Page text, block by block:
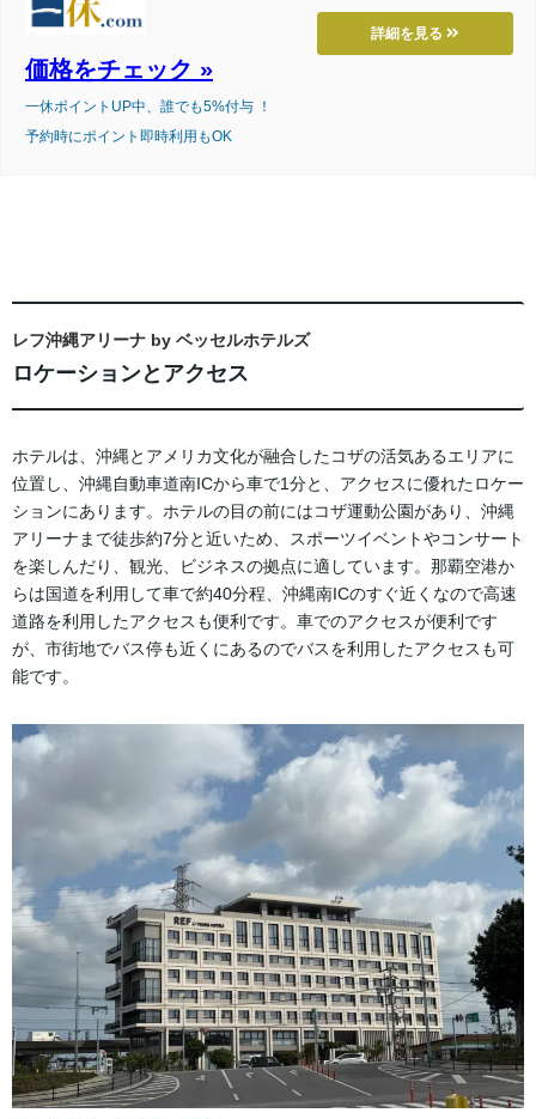
詳細を見る
価格をチェック »
一休ポイントUP中、誰でも5%付与 ！
予約時にポイント即時利用もOK
レフ沖縄アリーナ by ベッセルホテルズ
ロケーションとアクセス
ホテルは、沖縄とアメリカ文化が融合したコザの活気あるエリアに
位置し、沖縄自動車道南ICから車で1分と、アクセスに優れたロケー
ションにあります。ホテルの目の前にはコザ運動公園があり、沖縄
アリーナまで徒歩約7分と近いため、スポーツイベントやコンサート
を楽しんだり、観光、ビジネスの拠点に適しています。那覇空港か
らは国道を利用して車で約40分程、沖縄南ICのすぐ近くなので高速
道路を利用したアクセスも便利です。車でのアクセスが便利です
が、市街地でバス停も近くにあるのでバスを利用したアクセスも可
能です。